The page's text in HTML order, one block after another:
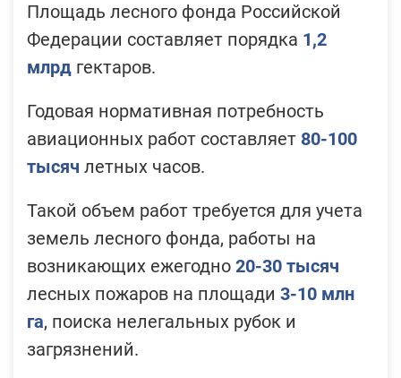
Площадь лесного фонда Российской
Федерации составляет порядка 1,2
млрд гектаров.
Годовая нормативная потребность
авиационных работ составляет 80-100
тысяч летных часов.
Такой объем работ требуется для учета
земель лесного фонда, работы на
возникающих ежегодно 20-30 тысяч
лесных пожаров на площади 3-10 млн
га, поиска нелегальных рубок и
загрязнений.